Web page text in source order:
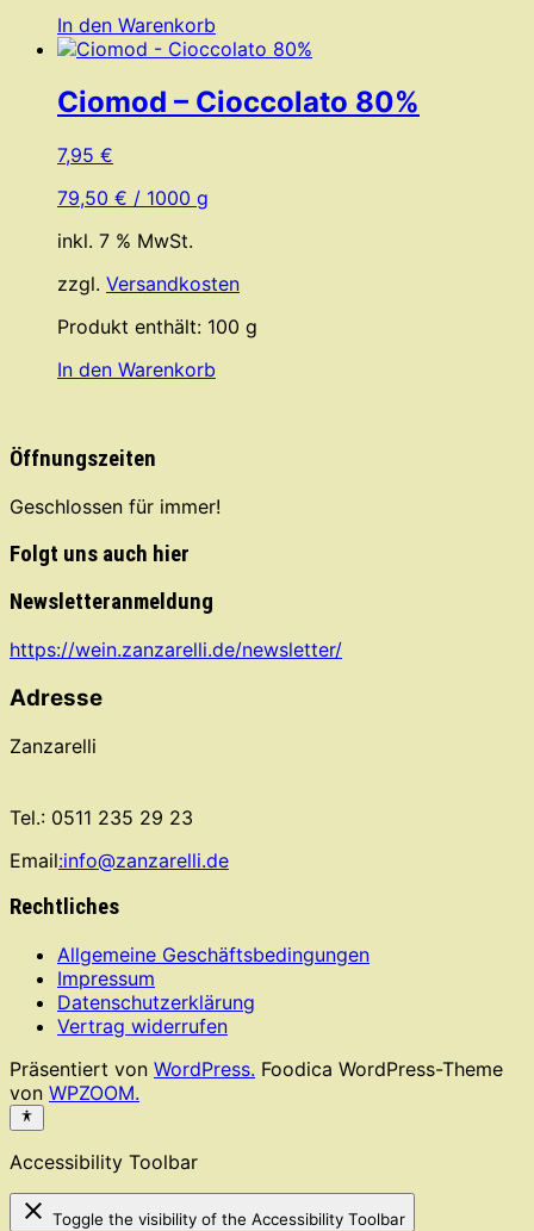
In den Warenkorb
Ciomod – Cioccolato 80%
7,95 €
79,50 € / 1000 g
inkl. 7 % MwSt.
zzgl. Versandkosten
Produkt enthält: 100 g
In den Warenkorb
Öffnungszeiten
Geschlossen für immer!
Folgt uns auch hier
Newsletteranmeldung
https://wein.zanzarelli.de/newsletter/
Adresse
Zanzarelli
Tel.: 0511 235 29 23
Email:info@zanzarelli.de
Rechtliches
Allgemeine Geschäftsbedingungen
Impressum
Datenschutzerklärung
Vertrag widerrufen
Präsentiert von WordPress. Foodica WordPress-Theme
von WPZOOM.
Accessibility Toolbar
close Toggle the visibility of the Accessibility Toolbar